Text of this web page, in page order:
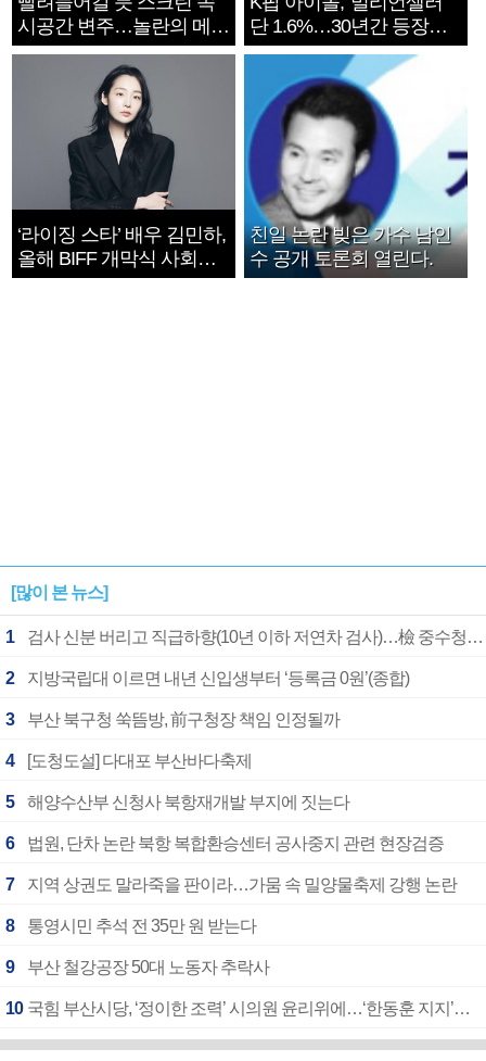
시공간 변주…놀란의 메시
지는 ‘전쟁 속죄’
단 1.6%…30년간 등장
1182개팀 전수조사
‘라이징 스타’ 배우 김민하,
올해 BIFF 개막식 사회자
확정
친일 논란 빚은 가수 남인
수 공개 토론회 열린다.
[많이 본 뉴스]
1 검사 신분 버리고 직급하향(10년 이하 저연차 검사)…檢 중수청행 기피
2 지방국립대 이르면 내년 신입생부터 ‘등록금 0원’(종합)
3 부산 북구청 쑥뜸방, 前구청장 책임 인정될까
4 [도청도설] 다대포 부산바다축제
5 해양수산부 신청사 북항재개발 부지에 짓는다
6 법원, 단차 논란 북항 복합환승센터 공사중지 관련 현장검증
7 지역 상권도 말라죽을 판이라…가뭄 속 밀양물축제 강행 논란
8 통영시민 추석 전 35만 원 받는다
9 부산 철강공장 50대 노동자 추락사
10 국힘 부산시당, ‘정이한 조력’ 시의원 윤리위에…‘한동훈 지지’도 신고접수